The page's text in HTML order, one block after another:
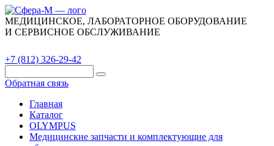
МЕДИЦИНСКОЕ, ЛАБОРАТОРНОЕ ОБОРУДОВАНИЕ
И СЕРВИСНОЕ ОБСЛУЖИВАНИЕ
+7 (812) 326-29-42
Обратная связь
Главная
Каталог
OLYMPUS
Медицинские запчасти и комплектующие для